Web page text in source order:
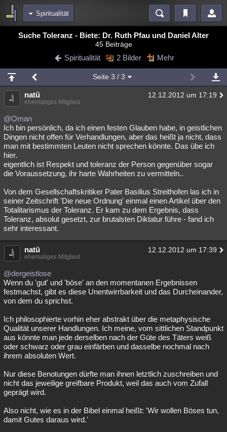
Spiritualität
Bereiche
Blogs
Chat Wiki Neuigkeiten
meine Rubriken
Menschen Mystery Kriminalfälle
Spiritualität
Natur Umfragen Unterhaltung
weitere Rubriken
Philosophie Träume Orte Esoterik Literatur
Astronomie Helpdesk Gruppen Gaming Filme
Musik Clash Verbesserungen Allmystery English
Übersichten
Lesenswert Schlüsselwörter
Suche Toleranz - Biete: Dr. Ruth Pfau und Daniel Alter
45 Beiträge
Spiritualität 2 Bilder Mehr
Seite 3 / 3
natü 12.12.2012 um 17:19
ehemaliges Mitglied
@Oman
Ich bin persönlich, da ich einen festen Glauben habe, in geistlichen
Dingen nicht offen für Verhandlungen, aber das heißt ja nicht, dass
man mit bestimmten Leuten nicht sprechen könnte. Das übe ich
hier.
eigentlich ist Respekt und toleranz der Person gegenüber sogar
die Voraussetzung, ihr harte Wahrheiten zu vermitteln..
Von dem Gesellschaftskritiker Pater Basilius Streithofen las ich in
seiner Zeitschrift 'Die neue Ordnung' einmal einen Artikel über den
Totalitarismus der Toleranz. Er kam zu dem Ergebnis, dass
Toleranz, absolut gesetzt, zur brutalsten Diktatur führe - fand ich
sehr interessant.
natü 12.12.2012 um 17:39
ehemaliges Mitglied
@dergeistlose
Wenn du 'gut' und 'böse' an den momentanen Ergebnissen
festmachst, gibt es diese Unentwirrbarkeit und das Durcheinander,
von dem du sprichst.
Ich philosophierte vorhin eher abstrakt über die metaphysische
Qualität unserer Handlungen. Ich meine, vom sittlichen Standpunkt
aus könnte man jede derselben nach der Güte des Täters weiß
oder schwarz oder grau einfärben und dasselbe nochmal nach
ihrem absoluten Wert.
Nur diese Benotungen dürfte man ihnen letztlich zuschreiben und
nicht das jeweilige greifbare Produkt, weil das auch vom Zufall
geprägt wird.
Also nicht, wie es in der Bibel einmal heißt: 'Wir wollen Böses tun,
damit Gutes daraus wird.'